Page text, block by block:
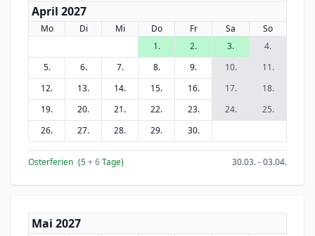
April 2027
Mo Di Mi Do Fr Sa
So
1.
2. 3.
4.
5.
6. 7. 8. 9. 10.
11.
12.
13. 14. 15. 16. 17.
18.
19.
20. 21. 22. 23. 24.
25.
26.
27. 28. 29. 30.
Osterferien (5+ 6Tage) 30.03. - 03.04.
Mai 2027